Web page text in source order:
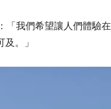
「我們希望讓人們體驗
。」